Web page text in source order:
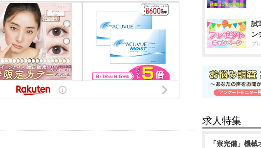
試
ン
プ
求人特集
「寮完備」機